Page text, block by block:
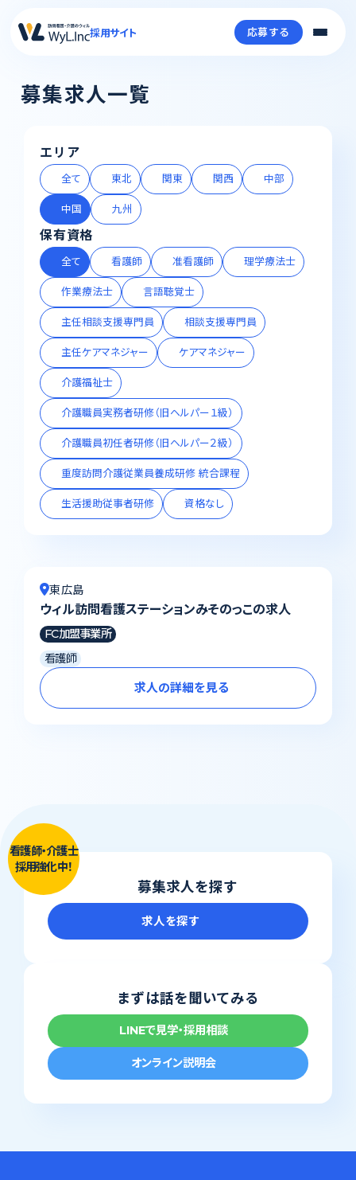
採用サイト 応募する
募集求人一覧
エリア
全て 東北 関東 関西 中部
中国 九州
保有資格
全て 看護師 准看護師 理学療法士
作業療法士 言語聴覚士
主任相談支援専門員 相談支援専門員
主任ケアマネジャー ケアマネジャー
介護福祉士
介護職員実務者研修（旧ヘルパー１級）
介護職員初任者研修（旧ヘルパー２級）
重度訪問介護従業員養成研修 統合課程
生活援助従事者研修 資格なし
東広島
ウィル訪問看護ステーションみそのっこの求人
FC加盟事業所
看護師
求人の詳細を見る
募集求人を探す
看護師・介護士
採用強化中！
求人を探す
まずは話を聞いてみる
LINEで見学・採用相談
オンライン説明会